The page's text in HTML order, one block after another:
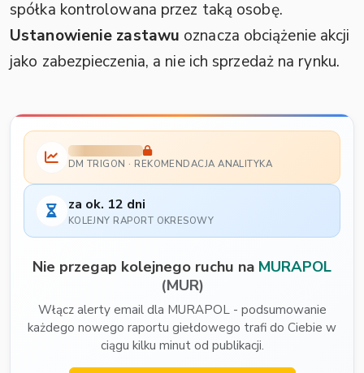
spółka kontrolowana przez taką osobę.
Ustanowienie zastawu oznacza obciążenie akcji
jako zabezpieczenia, a nie ich sprzedaż na rynku.
DM TRIGON · REKOMENDACJA ANALITYKA
za ok. 12 dni
KOLEJNY RAPORT OKRESOWY
Nie przegap kolejnego ruchu na MURAPOL
(MUR)
Włącz alerty email dla MURAPOL - podsumowanie
każdego nowego raportu giełdowego trafi do Ciebie w
ciągu kilku minut od publikacji.